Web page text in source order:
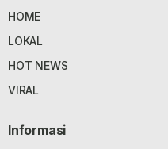
HOME
LOKAL
HOT NEWS
VIRAL
Informasi